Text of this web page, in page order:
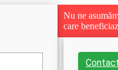
Nu ne
care